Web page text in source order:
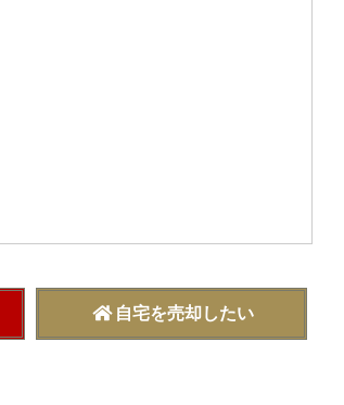
自宅を売却したい